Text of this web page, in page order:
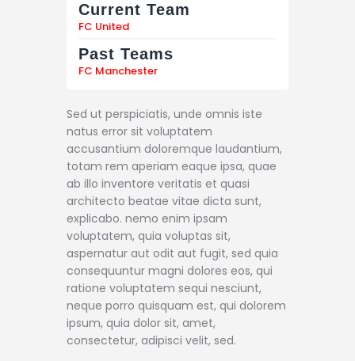
Current Team
FC United
Past Teams
FC Manchester
Sed ut perspiciatis, unde omnis iste
natus error sit voluptatem
accusantium doloremque laudantium,
totam rem aperiam eaque ipsa, quae
ab illo inventore veritatis et quasi
architecto beatae vitae dicta sunt,
explicabo. nemo enim ipsam
voluptatem, quia voluptas sit,
aspernatur aut odit aut fugit, sed quia
consequuntur magni dolores eos, qui
ratione voluptatem sequi nesciunt,
neque porro quisquam est, qui dolorem
ipsum, quia dolor sit, amet,
consectetur, adipisci velit, sed.